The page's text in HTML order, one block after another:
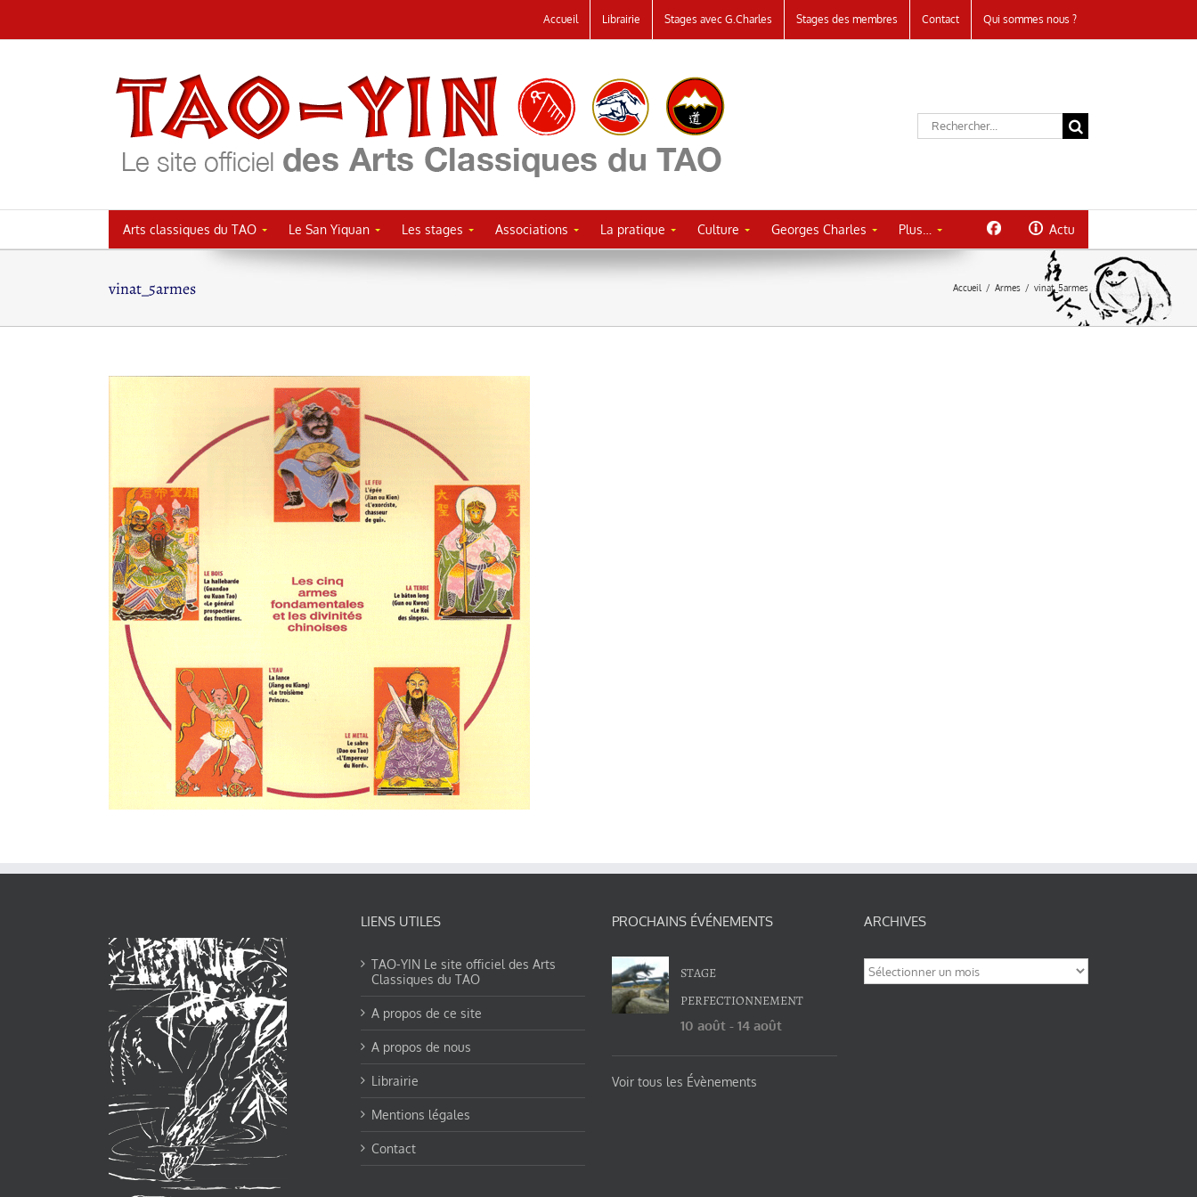
au
Accueil Librairie Stages avec G.Charles Stages des membres Contact Qui sommes nous ?
Rechercher:
Arts classiques du TAO Le San Yiquan Les stages Associations La pratique Culture Georges Charles Plus… Actu
vinat_5armes Accueil / Armes / vinat_5armes
LIENS UTILES
TAO-YIN Le site officiel des Arts
Classiques du TAO
A propos de ce site
A propos de nous
Librairie
Mentions légales
Contact
PROCHAINS ÉVÉNEMENTS
STAGE
PERFECTIONNEMENT
10 août - 14 août
Voir tous les Évènements
ARCHIVES
Archives